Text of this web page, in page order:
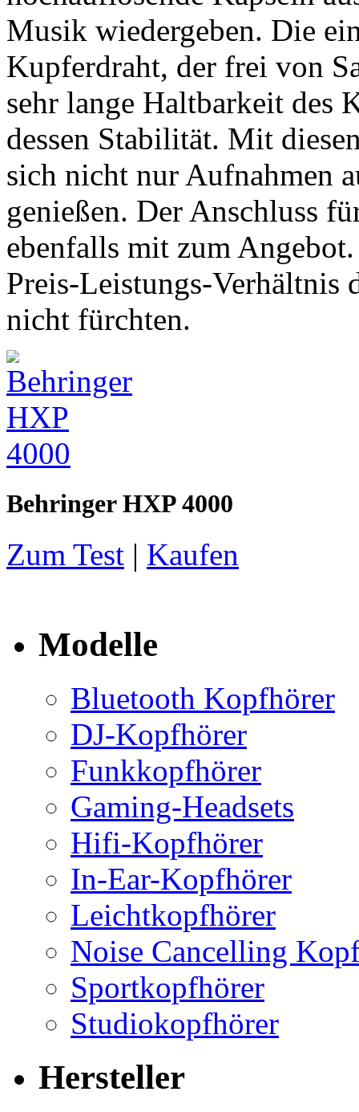
Musik wiedergeben. Die
Kupferdraht, der frei von
sehr lange Haltbarkeit des
dessen Stabilität. Mit
sich nicht nur Aufnahmen
genießen. Der Anschluss
ebenfalls mit zum
Preis-Leistungs-Verhältnis
nicht fürchten.
Behringer HXP 4000
Zum Test | Kaufen
Modelle
Bluetooth Kopfhörer
DJ-Kopfhörer
Funkkopfhörer
Gaming-Headsets
Hifi-Kopfhörer
In-Ear-Kopfhörer
Leichtkopfhörer
Noise Cancelling
Sportkopfhörer
Studiokopfhörer
Hersteller